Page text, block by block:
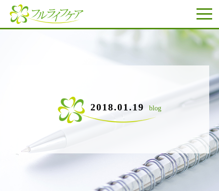
2018.01.19 blog